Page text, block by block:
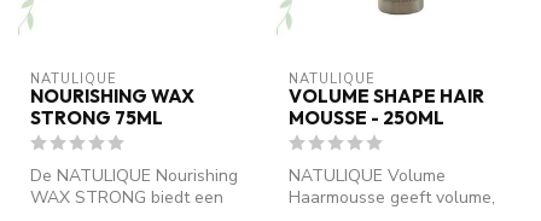
NATULIQUE
NOURISHING WAX
STRONG 75ML
De NATULIQUE Nourishing
WAX STRONG biedt een
NATULIQUE
VOLUME SHAPE HAIR
MOUSSE - 250ML
NATULIQUE Volume
Haarmousse geeft volume,